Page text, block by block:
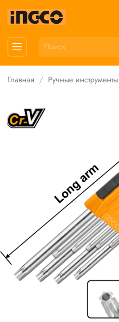
Главная Ручные инструменты